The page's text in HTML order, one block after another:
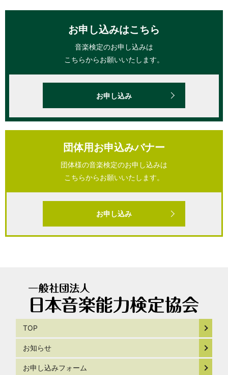
お申し込みはこちら
音楽検定のお申し込みは
こちらからお願いいたします。
お申し込み
団体用お申込みバナー
団体様の音楽検定のお申し込みは
こちらからお願いいたします。
お申し込み
TOP
お知らせ
お申し込みフォーム